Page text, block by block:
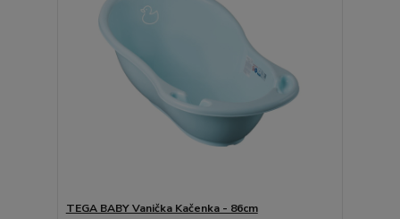
TEGA BABY Vanička Kačenka - 86cm